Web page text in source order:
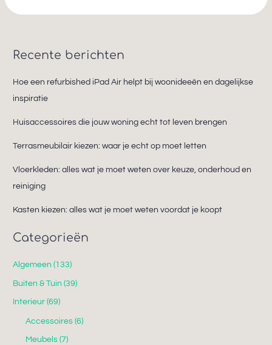
Recente berichten
Hoe een refurbished iPad Air helpt bij woonideeën en dagelijkse
inspiratie
Huisaccessoires die jouw woning echt tot leven brengen
Terrasmeubilair kiezen: waar je echt op moet letten
Vloerkleden: alles wat je moet weten over keuze, onderhoud en
reiniging
Kasten kiezen: alles wat je moet weten voordat je koopt
Categorieën
Algemeen (133)
Buiten & Tuin (39)
Interieur (69)
Accessoires(6)
Meubels(7)